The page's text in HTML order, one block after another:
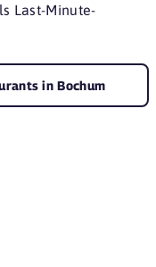
Last-Minute-
in Bochum